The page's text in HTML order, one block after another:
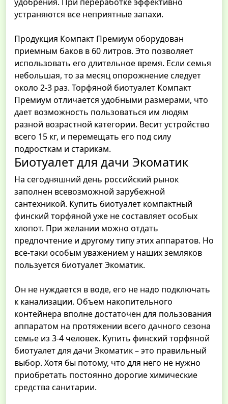
устраняются все неприятные запахи.
Продукция Компакт Премиум оборудован
приемным баков в 60 литров. Это позволяет
использовать его длительное время. Если семья
небольшая, то за месяц опорожнение следует
около 2-3 раз. Торфяной биотуалет Компакт
Премиум отличается удобными размерами, что
дает возможность пользоваться им людям
разной возрастной категории. Весит устройство
всего 15 кг, и перемещать его под силу
подросткам и старикам.
Биотуалет для дачи Экоматик
На сегодняшний день российский рынок
заполнен всевозможной зарубежной
сантехникой. Купить биотуалет компактный
финский торфяной уже не составляет особых
хлопот. При желании можно отдать
предпочтение и другому типу этих аппаратов. Но
все-таки особым уважением у наших земляков
пользуется биотуалет Экоматик.
Он не нуждается в воде, его не надо подключать
к канализации. Объем накопительного
контейнера вполне достаточен для пользования
аппаратом на протяжении всего дачного сезона
семье из 3-4 человек. Купить финский торфяной
биотуалет для дачи Экоматик – это правильный
выбор. Хотя бы потому, что для него не нужно
приобретать постоянно дорогие химические
средства санитарии.